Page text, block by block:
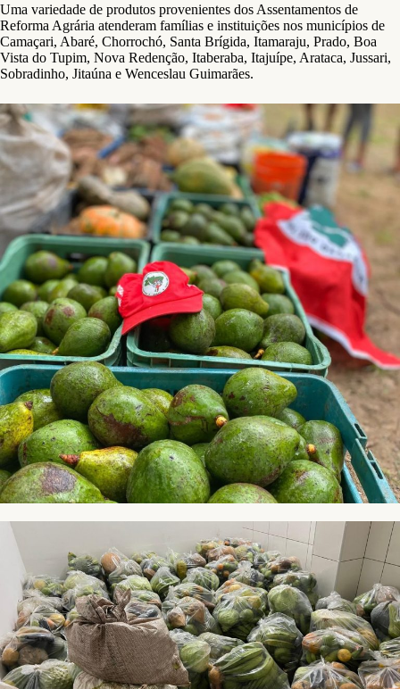
Uma variedade de produtos provenientes dos Assentamentos de
Reforma Agrária atenderam famílias e instituições nos municípios de
Camaçari, Abaré, Chorrochó, Santa Brígida, Itamaraju, Prado, Boa
Vista do Tupim, Nova Redenção, Itaberaba, Itajuípe, Arataca, Jussari,
Sobradinho, Jitaúna e Wenceslau Guimarães.